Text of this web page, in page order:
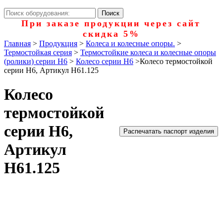
При заказе продукции через сайт
скидка 5%
Главная > Продукция > Колеса и колесные опоры. >
Термостойкая серия > Термостойкие колеса и колесные опоры
(ролики) серии H6 > Колесо серии H6 >Колесо термостойкой
серии H6, Артикул H61.125
Колесо
термостойкой
серии H6,
Артикул
H61.125
Распечатать паспорт изделия